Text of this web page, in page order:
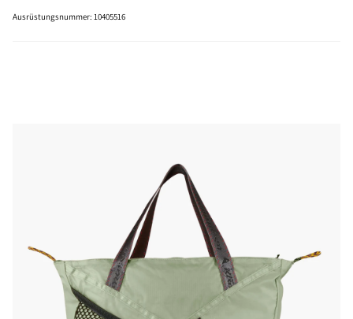
Ausrüstungsnummer:10405516